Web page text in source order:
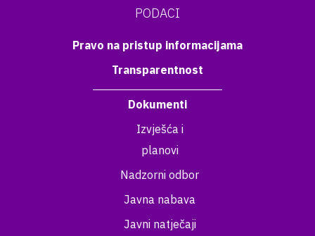
PODACI
Pravo na pristup informacijama
Transparentnost
Dokumenti
Izvješća i
planovi
Nadzorni odbor
Javna nabava
Javni natječaji